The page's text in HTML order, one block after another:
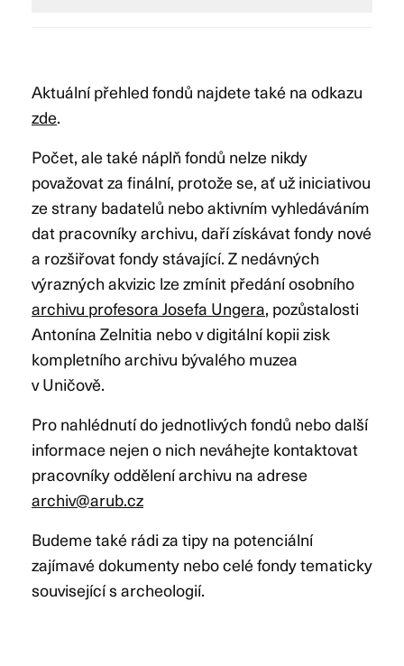
Aktuální přehled fondů najdete také na odkazu
zde.
Počet, ale také náplň fondů nelze nikdy
považovat za finální, protože se, ať už iniciativou
ze strany badatelů nebo aktivním vyhledáváním
dat pracovníky archivu, daří získávat fondy nové
a rozšiřovat fondy stávající. Z nedávných
výrazných akvizic lze zmínit předání osobního
archivu profesora Josefa Ungera, pozůstalosti
Antonína Zelnitia nebo v digitální kopii zisk
kompletního archivu bývalého muzea
v Uničově.
Pro nahlédnutí do jednotlivých fondů nebo další
informace nejen o nich neváhejte kontaktovat
pracovníky oddělení archivu na adrese
archiv@arub.cz
Budeme také rádi za tipy na potenciální
zajímavé dokumenty nebo celé fondy tematicky
související s archeologií.